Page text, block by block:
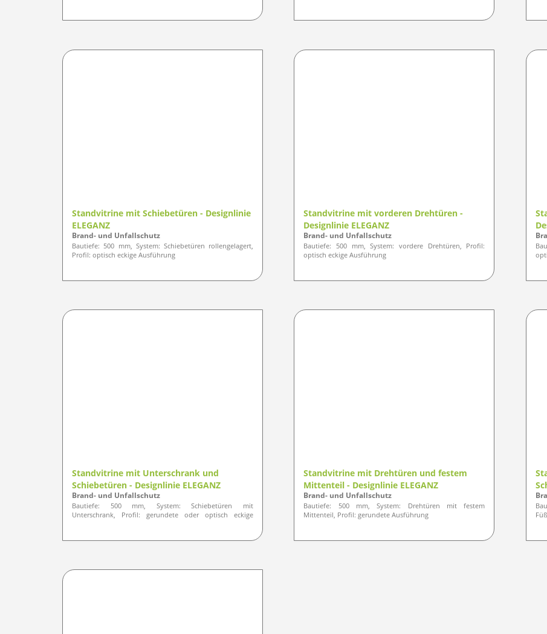
Standvitrine mit Schiebetüren - Designlinie
ELEGANZ
Brand- und Unfallschutz
Bautiefe: 500 mm, System: Schiebetüren rollengelagert,
Profil: optisch eckige Ausführung
Standvitrine mit vorderen Drehtüren -
Designlinie ELEGANZ
Brand- und Unfallschutz
Bautiefe: 500 mm, System: vordere Drehtüren, Profil:
optisch eckige Ausführung
Standvitrine mit Unterschrank und
Schiebetüren - Designlinie ELEGANZ
Brand- und Unfallschutz
Bautiefe: 500 mm, System: Schiebetüren mit
Unterschrank, Profil: gerundete oder optisch eckige
Standvitrine mit Drehtüren und festem
Mittenteil - Designlinie ELEGANZ
Brand- und Unfallschutz
Bautiefe: 500 mm, System: Drehtüren mit festem
Mittenteil, Profil: gerundete Ausführung